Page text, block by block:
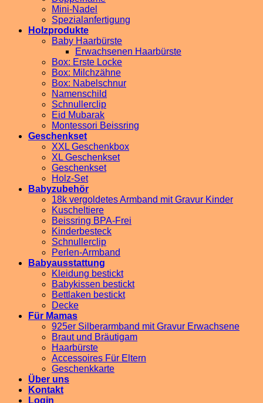
Mini-Nadel
Spezialanfertigung
Holzprodukte
Baby Haarbürste
Erwachsenen Haarbürste
Box: Erste Locke
Box: Milchzähne
Box: Nabelschnur
Namenschild
Schnullerclip
Eid Mubarak
Montessori Beissring
Geschenkset
XXL Geschenkbox
XL Geschenkset
Geschenkset
Holz-Set
Babyzubehör
18k vergoldetes Armband mit Gravur Kinder
Kuscheltiere
Beissring BPA-Frei
Kinderbesteck
Schnullerclip
Perlen-Armband
Babyausstattung
Kleidung bestickt
Babykissen bestickt
Bettlaken bestickt
Decke
Für Mamas
925er Silberarmband mit Gravur Erwachsene
Braut und Bräutigam
Haarbürste
Accessoires Für Eltern
Geschenkkarte
Über uns
Kontakt
Login